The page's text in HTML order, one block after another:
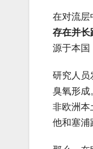
在对流层
存在并长
源于本国
研究人员
臭氧形成
非欧洲本
他和塞浦